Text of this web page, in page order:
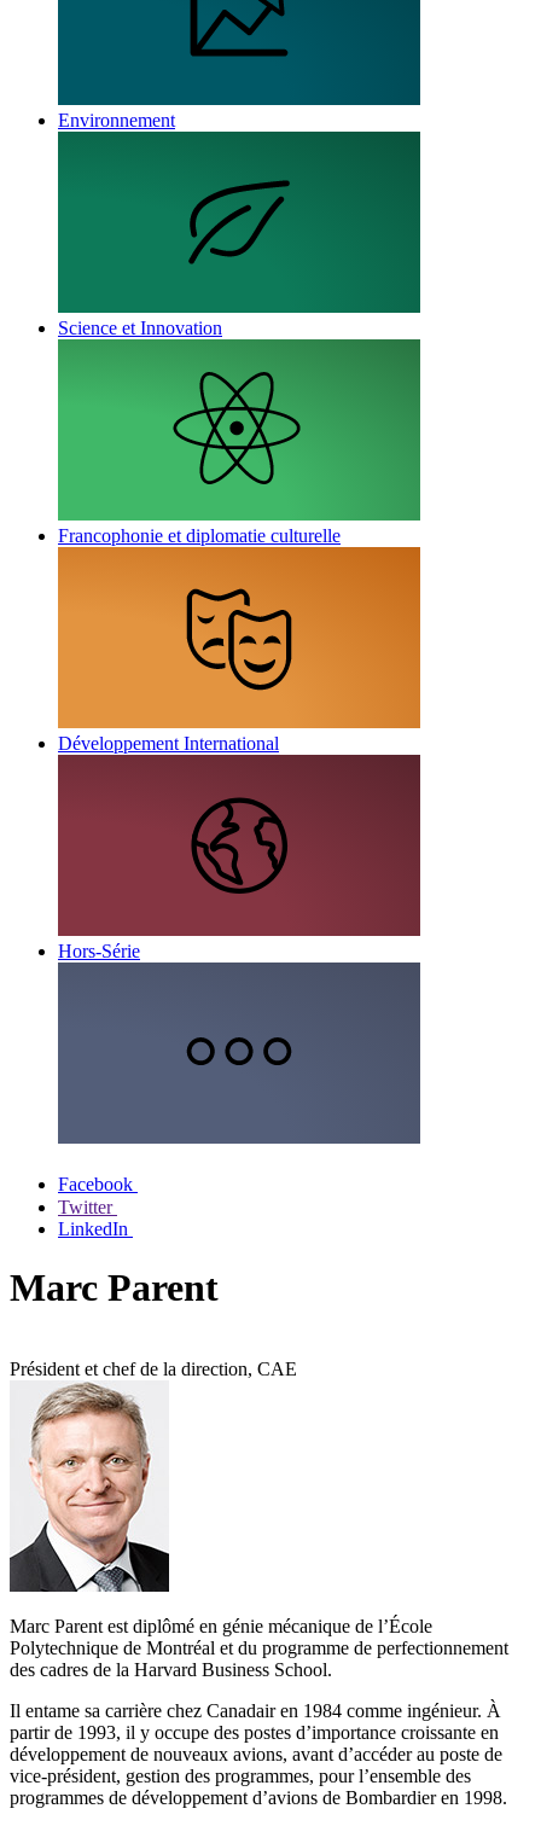
Environnement
Science et Innovation
Francophonie et diplomatie culturelle
Développement International
Hors-Série
Facebook
Twitter
LinkedIn
Marc Parent
Président et chef de la direction, CAE
Marc Parent est diplômé en génie mécanique de l’École
Polytechnique de Montréal et du programme de perfectionnement
des cadres de la Harvard Business School.
Il entame sa carrière chez Canadair en 1984 comme ingénieur. À
partir de 1993, il y occupe des postes d’importance croissante en
développement de nouveaux avions, avant d’accéder au poste de
vice-président, gestion des programmes, pour l’ensemble des
programmes de développement d’avions de Bombardier en 1998.